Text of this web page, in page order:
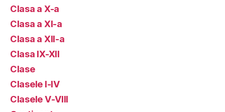
Clasa a X-a
Clasa a XI-a
Clasa a XII-a
Clasa IX-XII
Clase
Clasele I-IV
Clasele V-VIII